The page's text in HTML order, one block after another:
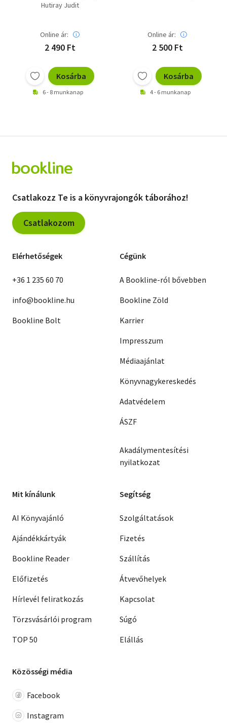
Hutiray Judit
Online ár:
2 490 Ft
Kosárba
6 - 8 munkanap
Online ár:
2 500 Ft
Kosárba
4 - 6 munkanap
Csatlakozz Te is a könyvrajongók táborához!
Csatlakozom
Elérhetőségek
+36 1 235 60 70
info@bookline.hu
Bookline Bolt
Cégünk
A Bookline-ról bővebben
Bookline Zöld
Karrier
Impresszum
Médiaajánlat
Könyvnagykereskedés
Adatvédelem
ÁSZF
Akadálymentesítési
nyilatkozat
Mit kínálunk
AI Könyvajánló
Ajándékkártyák
Bookline Reader
Előfizetés
Hírlevél feliratkozás
Törzsvásárlói program
TOP 50
Segítség
Szolgáltatások
Fizetés
Szállítás
Átvevőhelyek
Kapcsolat
Súgó
Elállás
Közösségi média
Facebook
Instagram